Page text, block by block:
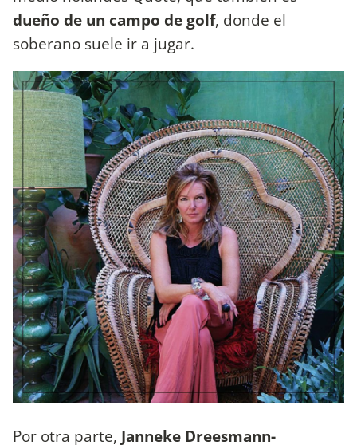
dueño de un campo de golf, donde el
soberano suele ir a jugar.
Por otra parte, Janneke Dreesmann-